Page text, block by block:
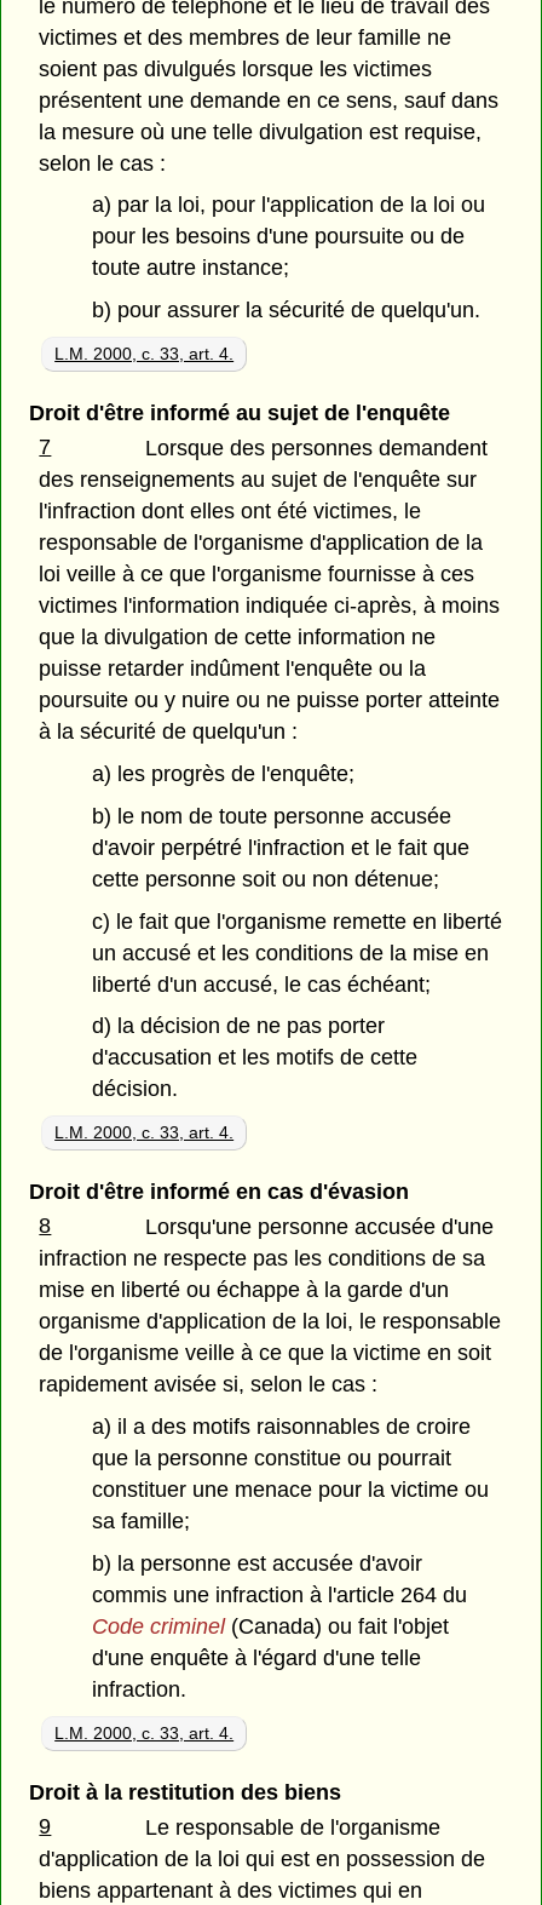
le numéro de téléphone et le lieu de travail des
victimes et des membres de leur famille ne
soient pas divulgués lorsque les victimes
présentent une demande en ce sens, sauf dans
la mesure où une telle divulgation est requise,
selon le cas :
a) par la loi, pour l'application de la loi ou
pour les besoins d'une poursuite ou de
toute autre instance;
b) pour assurer la sécurité de quelqu'un.
L.M. 2000, c. 33, art. 4.
Droit d'être informé au sujet de l'enquête
7
Lorsque des personnes demandent
des renseignements au sujet de l'enquête sur
l'infraction dont elles ont été victimes, le
responsable de l'organisme d'application de la
loi veille à ce que l'organisme fournisse à ces
victimes l'information indiquée ci-après, à moins
que la divulgation de cette information ne
puisse retarder indûment l'enquête ou la
poursuite ou y nuire ou ne puisse porter atteinte
à la sécurité de quelqu'un :
a) les progrès de l'enquête;
b) le nom de toute personne accusée
d'avoir perpétré l'infraction et le fait que
cette personne soit ou non détenue;
c) le fait que l'organisme remette en liberté
un accusé et les conditions de la mise en
liberté d'un accusé, le cas échéant;
d) la décision de ne pas porter
d'accusation et les motifs de cette
décision.
L.M. 2000, c. 33, art. 4.
Droit d'être informé en cas d'évasion
8
Lorsqu'une personne accusée d'une
infraction ne respecte pas les conditions de sa
mise en liberté ou échappe à la garde d'un
organisme d'application de la loi, le responsable
de l'organisme veille à ce que la victime en soit
rapidement avisée si, selon le cas :
a) il a des motifs raisonnables de croire
que la personne constitue ou pourrait
constituer une menace pour la victime ou
sa famille;
b) la personne est accusée d'avoir
commis une infraction à l'article 264 du
Code criminel(Canada) ou fait l'objet
d'une enquête à l'égard d'une telle
infraction.
L.M. 2000, c. 33, art. 4.
Droit à la restitution des biens
9
Le responsable de l'organisme
d'application de la loi qui est en possession de
biens appartenant à des victimes qui en